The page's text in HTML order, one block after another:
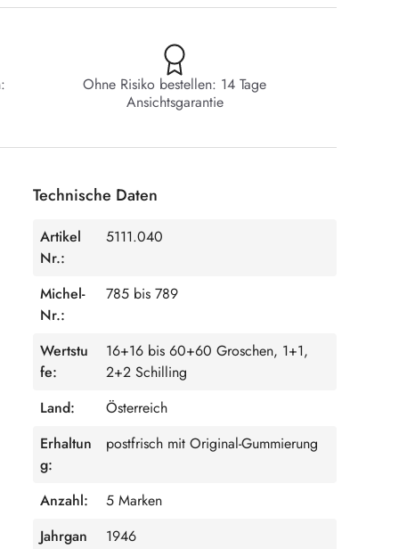
Ohne Risiko bestellen: 14 Tage
Ansichtsgarantie
Technische Daten
Artikel
Nr.:
5111.040
Michel-
Nr.:
785 bis 789
Wertstu
fe:
16+16 bis 60+60 Groschen, 1+1,
2+2 Schilling
Land:
Österreich
Erhaltun
g:
postfrisch mit Original-Gummierung
Anzahl:
5 Marken
Jahrgan
1946